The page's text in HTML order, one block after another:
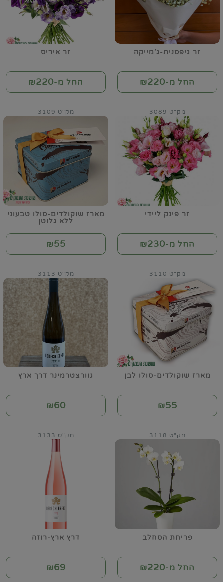
זר גיפסנית-ג'מייקה
החל מ-₪220
זר איריס
החל מ-₪220
זר פינק ליידי
מק"ט 3089
החל מ-₪230
מארז שוקולדים-סולו טבעוני
ללא גלוטן
מק"ט 3109
₪55
מארז שוקולדים-סולו לבן
מק"ט 3110
₪55
גוורצטרמינר דרך ארץ
מק"ט 3113
₪60
פריחת הסחלב
מק"ט 3118
החל מ-₪220
דרץ ארץ-רוזה
מק"ט 3133
₪69